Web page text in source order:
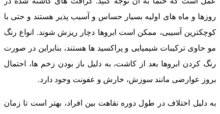
روزها و ماه‌ های اولیه بسیار حساس و آسیب‌ پذیر هستند و حتی با
کوچکترین آسیبی، ممکن است ابروها دچار ریزش شوند. انواع رنگ
مو حاوی ترکیبات شیمیایی و پراکسید ها هستند، بنابراین در صورت
رنگ کردن ابروها بعد از کاشت، به دلیل باز بودن زخم‌ ها، احتمال
بروز عوارضی مانند سوزش، خارش و عفونت وجود دارد.
به دلیل اختلاف در طول دوره نقاهت بین افراد، بهتر است تا زمان